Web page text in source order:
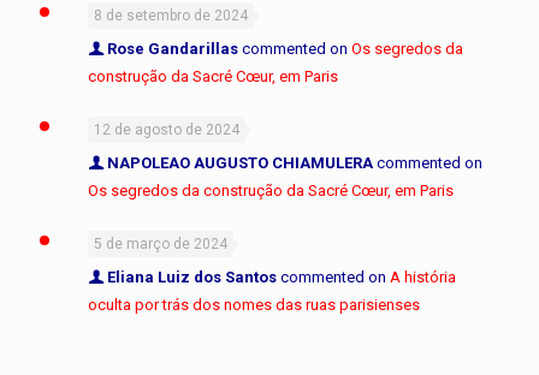
8 de setembro de 2024
Rose Gandarillas commented on Os segredos da
construção da Sacré Cœur, em Paris
12 de agosto de 2024
NAPOLEAO AUGUSTO CHIAMULERA commented on
Os segredos da construção da Sacré Cœur, em Paris
5 de março de 2024
Eliana Luiz dos Santos commented on A história
oculta por trás dos nomes das ruas parisienses